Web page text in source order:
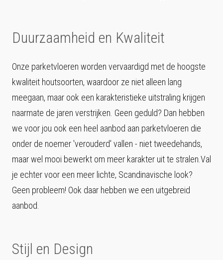
Duurzaamheid en Kwaliteit
Onze parketvloeren worden vervaardigd met de hoogste
kwaliteit houtsoorten, waardoor ze niet alleen lang
meegaan, maar ook een karakteristieke uitstraling krijgen
naarmate de jaren verstrijken. Geen geduld? Dan hebben
we voor jou ook een heel aanbod aan parketvloeren die
onder de noemer 'verouderd' vallen - niet tweedehands,
maar wel mooi bewerkt om meer karakter uit te stralen.Val
je echter voor een meer lichte, Scandinavische look?
Geen probleem! Ook daar hebben we een uitgebreid
aanbod.
Stijl en Design